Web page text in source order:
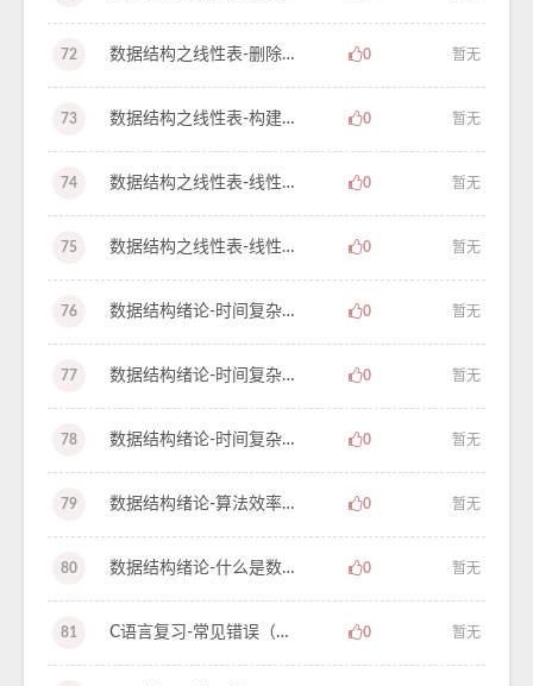
72 数据结构之线性表-删除一个顺序存储线性表元素并分析-学习笔记-9 0 暂无
73 数据结构之线性表-构建线性表并且获取一个顺序存储线性线性表元素-学习笔记-8 0 暂无
74 数据结构之线性表-线性表的抽象数据类型-学习笔记-7 0 暂无
75 数据结构之线性表-线性表和抽象数据结构-学习笔记-6 0 暂无
76 数据结构绪论-时间复杂度和空间复杂度（下）-学习笔记-5 0 暂无
77 数据结构绪论-时间复杂度和空间复杂度（中）-学习笔记-4 0 暂无
78 数据结构绪论-时间复杂度和空间复杂度（上）-学习笔记-3 0 暂无
79 数据结构绪论-算法效率的度量方法？-学习笔记-2 0 暂无
80 数据结构绪论-什么是数据结构和算法？-学习笔记-1 0 暂无
81 C语言复习-常见错误（下）-学习笔记-69 0 暂无